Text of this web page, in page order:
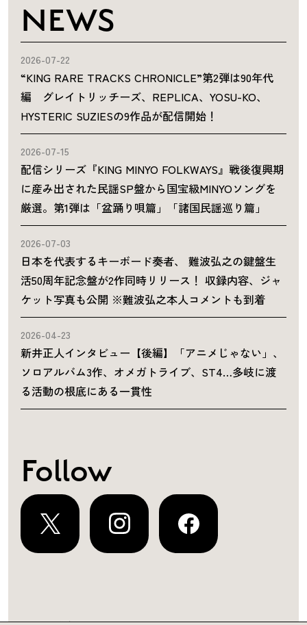
NEWS
2026-07-22
“KING RARE TRACKS CHRONICLE”第2弾は90年代
編 グレイトリッチーズ、REPLICA、YOSU-KO、
HYSTERIC SUZIESの9作品が配信開始！
2026-07-15
配信シリーズ『KING MINYO FOLKWAYS』戦後復興期
に産み出された民謡SP盤から国宝級MINYOソングを
厳選。第1弾は「盆踊り唄篇」「諸国民謡巡り篇」
2026-07-03
日本を代表するキーボード奏者、 難波弘之の鍵盤生
活50周年記念盤が2作同時リリース！ 収録内容、ジャ
ケット写真も公開 ※難波弘之本人コメントも到着
2026-04-23
新井正人インタビュー【後編】「アニメじゃない」、
ソロアルバム3作、オメガトライブ、ST4…多岐に渡
る活動の根底にある一貫性
Follow